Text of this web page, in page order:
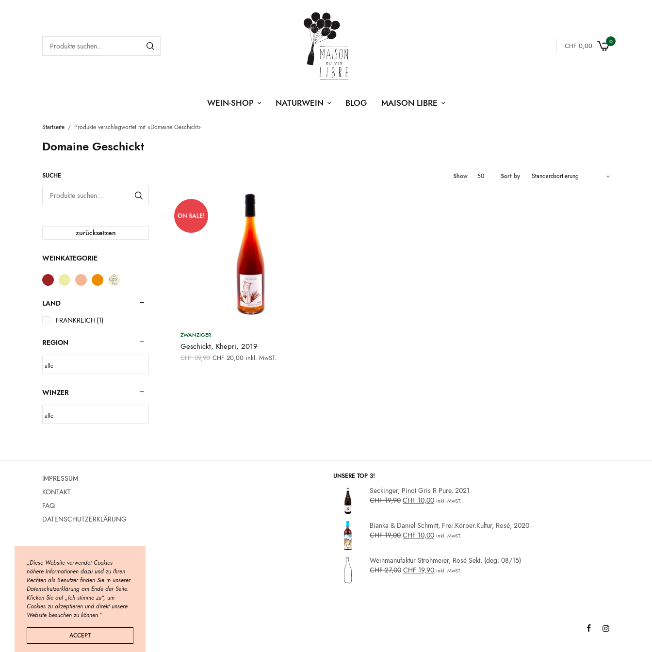
CHF 0,00
0
WEIN-SHOP NATURWEIN BLOG MAISON LIBRE
Startseite / Produkte verschlagwortet mit «Domaine Geschickt»
Domaine Geschickt
SUCHE
zurücksetzen
WEINKATEGORIE
LAND
FRANKREICH (1)
REGION
WINZER
Show 50 Sort by
ON SALE!
ZWANZIGER
Geschickt, Khepri, 2019
CHF39,90 Ursprünglicher
Preis war:
CHF 20,00Aktueller
inkl. MwST.
IMPRESSUM
KONTAKT
FAQ
DATENSCHUTZERKLÄRUNG
UNSERE TOP 3!
Seckinger, Pinot Gris R Pure, 2021
CHF19,90 CHF 10,00 inkl. MwST.
Bianka & Daniel Schmitt, Frei.Körper.Kultur, Rosé, 2020
CHF19,00 CHF 10,00 inkl. MwST.
Weinmanufaktur Strohmeier, Rosé Sekt, (deg. 08/15)
CHF27,00 CHF 19,90 inkl. MwST.
„Diese Website verwendet Cookies –
nähere Informationen dazu und zu Ihren
Rechten als Benutzer finden Sie in unserer
Datenschutzerklärung am Ende der Seite.
Klicken Sie auf „Ich stimme zu“, um
Cookies zu akzeptieren und direkt unsere
Website besuchen zu können.“
ACCEPT